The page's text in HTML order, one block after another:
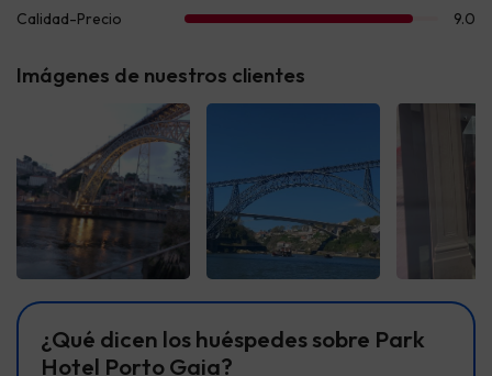
Imágenes de nuestros clientes
¿Qué dicen los huéspedes sobre Park
Hotel Porto Gaia?